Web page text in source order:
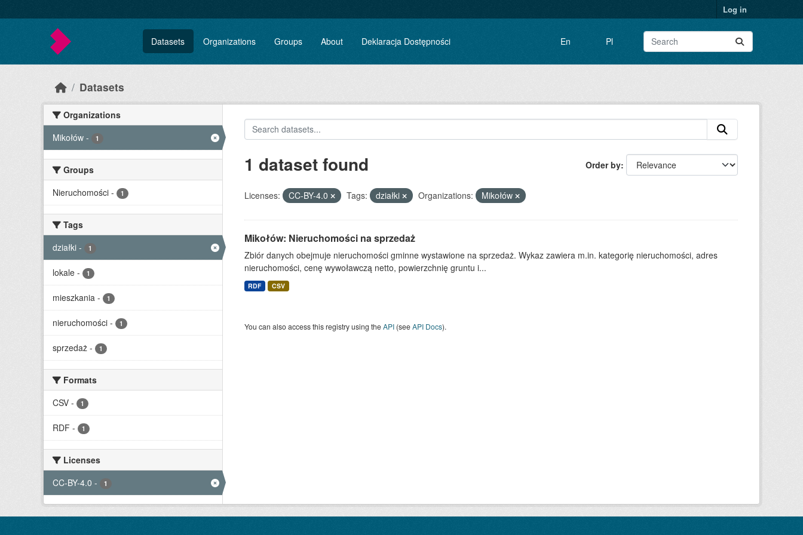
Log in
Datasets Organizations Groups About Deklaracja Dostępności En Pl
Datasets
Organizations
Mikołów - 1
Groups
Nieruchomości - 1
Tags
działki - 1
lokale - 1
mieszkania - 1
nieruchomości - 1
sprzedaż - 1
Formats
CSV - 1
RDF - 1
Licenses
CC-BY-4.0 - 1
Order by
1 dataset found
Licenses: CC-BY-4.0 Tags: działki Organizations: Mikołów
Mikołów: Nieruchomości na sprzedaż
Zbiór danych obejmuje nieruchomości gminne wystawione na sprzedaż. Wykaz zawiera m.in. kategorię nieruchomości, adres
nieruchomości, cenę wywoławczą netto, powierzchnię gruntu i...
RDF CSV
You can also access this registry using theAPI(seeAPI Docs).